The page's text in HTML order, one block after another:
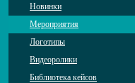
Новинки
Мероприятия
Логотипы
Видеоролики
Библиотека кейсов